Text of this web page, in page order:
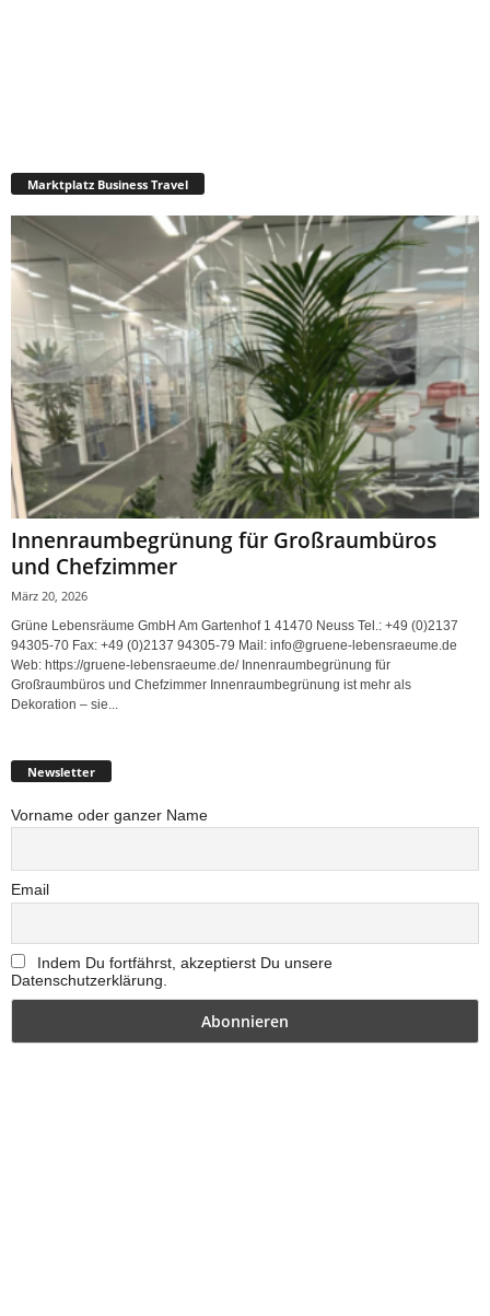
Marktplatz Business Travel
Innenraumbegrünung für Großraumbüros
und Chefzimmer
März 20, 2026
Grüne Lebensräume GmbH Am Gartenhof 1 41470 Neuss Tel.: +49 (0)2137
94305-70 Fax: +49 (0)2137 94305-79 Mail: info@gruene-lebensraeume.de
Web: https://gruene-lebensraeume.de/ Innenraumbegrünung für
Großraumbüros und Chefzimmer Innenraumbegrünung ist mehr als
Dekoration – sie...
Newsletter
Vorname oder ganzer Name
Email
Indem Du fortfährst, akzeptierst Du unsere
Datenschutzerklärung.